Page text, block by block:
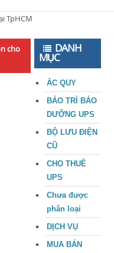
TpHCM
cho
DANH
MỤC
ẮC QUY
BẢO TRÌ BẢO
DƯỠNG UPS
BỘ LƯU ĐIỆN
CŨ
CHO THUÊ
UPS
Chưa được
phân loại
DỊCH VỤ
MUA BÁN